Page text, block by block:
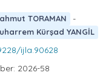
TORAMAN -
Kürşad YANGİL
ijla.90628
2026-58